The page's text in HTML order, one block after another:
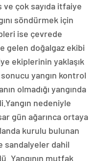
ve çok sayıda itfaiye
söndürmek için
ise çevrede
gelen doğalgaz ekibi
ekiplerinin yaklaşık
yangın kontrol
olmadığı yangında
nedeniyle
gün ağarınca ortaya
kurulu bulunan
sandalyeler dahil
Yangının mutfak